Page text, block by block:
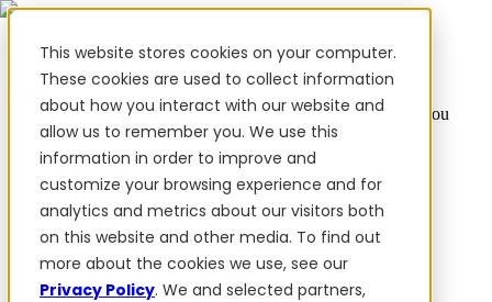
This website stores cookies on your computer.
These cookies are used to collect information
about how you interact with our website and
allow us to remember you. We use this
information in order to improve and
customize your browsing experience and for
analytics and metrics about our visitors both
on this website and other media. To find out
more about the cookies we use, see our
Privacy Policy. We and selected partners,
✨ We have more than 50 Ukrainian employees. When you
purchase FieldBee products, you support Ukraine.
Products
PowerSteer™PowerSteer ReadyPowerGuide
PowerSteer VisionPro